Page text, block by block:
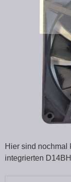
Hier sind nochmal
integrierten